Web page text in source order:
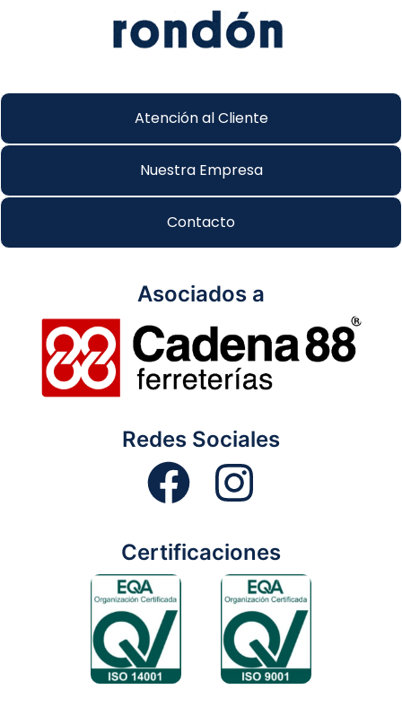
Atención al Cliente
Nuestra Empresa
Contacto
Asociados a
Redes Sociales
Certificaciones